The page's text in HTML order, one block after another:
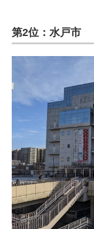
第2位：水戸市